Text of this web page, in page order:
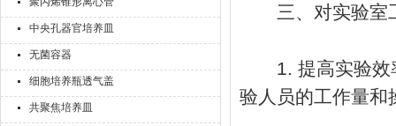
中央孔器官培养皿
无菌容器
细胞培养瓶透气盖
共聚焦培养皿
三、对实验室
1. 提高实验效率
验人员的工作量和